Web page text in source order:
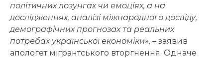
політичних лозунгах чи емоціях, а на
дослідженнях, аналізі міжнародного досвіду,
демографічних прогнозах та реальних
потребах української економіки», – заявив
апологет мігрантського вторгнення. Одначе